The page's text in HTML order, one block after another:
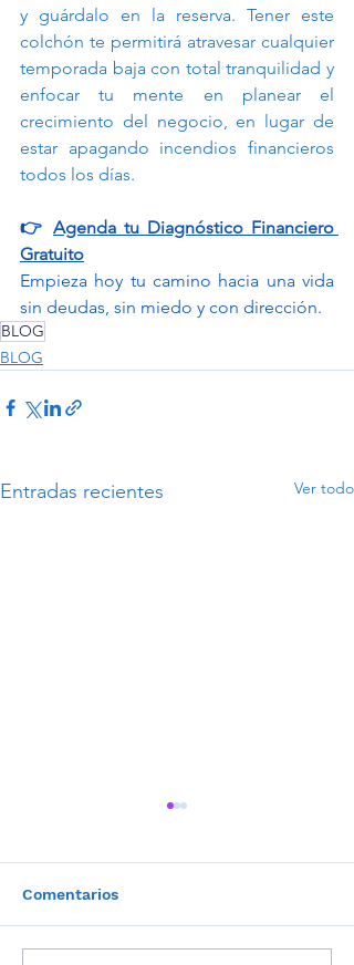
y guárdalo en la reserva. Tener este
colchón te permitirá atravesar cualquier
temporada baja con total tranquilidad y
enfocar tu mente en planear el
crecimiento del negocio, en lugar de
estar apagando incendios financieros
todos los días.
👉 Agenda tu Diagnóstico Financiero
Gratuito
Empieza hoy tu camino hacia una vida
sin deudas, sin miedo y con dirección.
BLOG
BLOG
Entradas recientes Ver todo
Comentarios